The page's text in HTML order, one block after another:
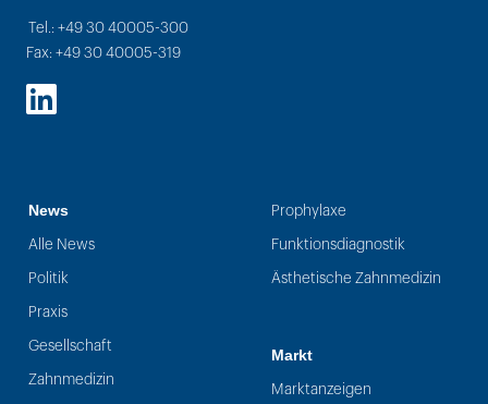
Tel.: +49 30 40005-300
Fax: +49 30 40005-319
LinkedIn
News
Alle News
Politik
Praxis
Gesellschaft
Zahnmedizin
Prophylaxe
Funktionsdiagnostik
Ästhetische Zahnmedizin
Markt
Marktanzeigen